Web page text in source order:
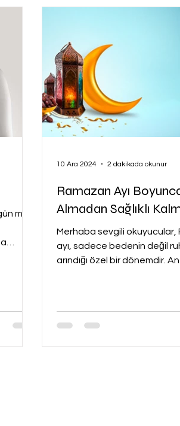
Ramazan Ayı
Almadan Sağlıklı
Merhaba sevgili okuyucular,
ayı, sadece bedenin değil
arındığı özel bir dönemdir.
10 Ara 2024 2 dakikada okunur